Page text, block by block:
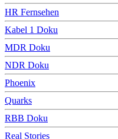
HR Fernsehen
Kabel 1 Doku
MDR Doku
NDR Doku
Phoenix
Quarks
RBB Doku
Real Stories